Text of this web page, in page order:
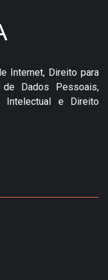
Internet, Direito para
de Dados Pessoais,
Intelectual e Direito